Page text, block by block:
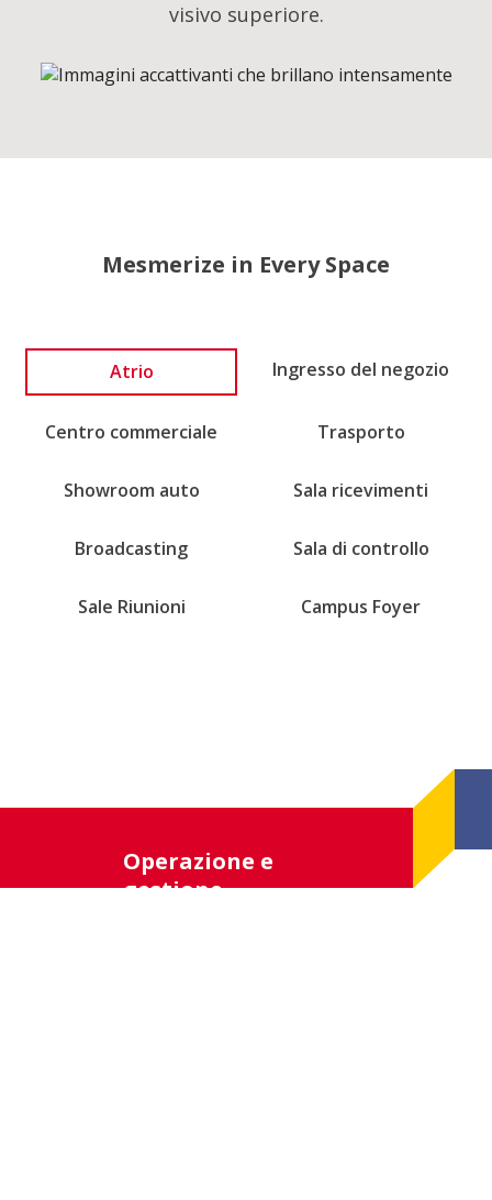
visivo superiore.
Mesmerize in Every Space
Atrio Ingresso del negozio
Centro commerciale Trasporto
Showroom auto Sala ricevimenti
Broadcasting Sala di controllo
Sale Riunioni Campus Foyer
Operazione e
gestione